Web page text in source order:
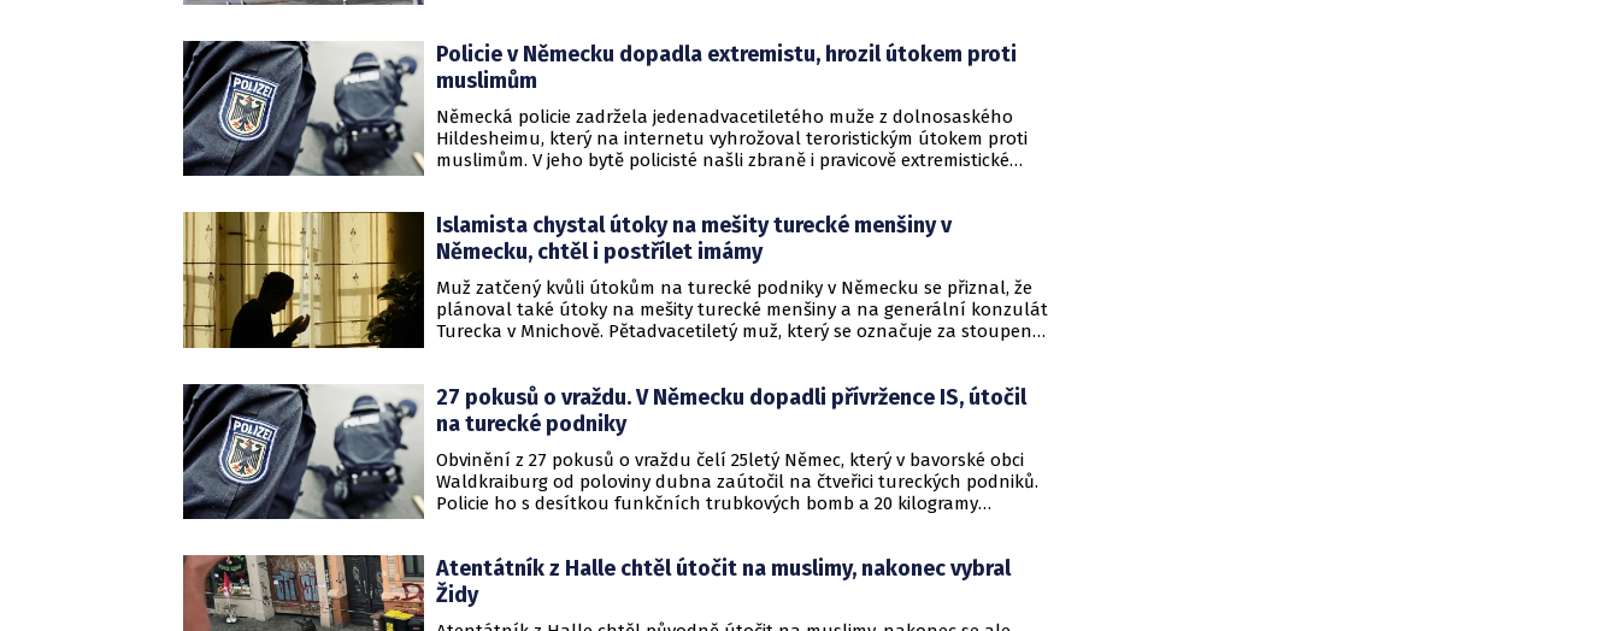
incidentu utrpělo šest lidí, tři z nich jsou ve vážném stavu.
Policie v Německu dopadla extremistu, hrozil útokem proti
muslimům
Německá policie zadržela jedenadvacetiletého muže z dolnosaského
Hildesheimu, který na internetu vyhrožoval teroristickým útokem proti
muslimům. V jeho bytě policisté našli zbraně i pravicově extremistické
Islamista chystal útoky na mešity turecké menšiny v
Německu, chtěl i postřílet imámy
Muž zatčený kvůli útokům na turecké podniky v Německu se přiznal, že
plánoval také útoky na mešity turecké menšiny a na generální konzulát
Turecka v Mnichově. Pětadvacetiletý muž, který se označuje za stoupence
27 pokusů o vraždu. V Německu dopadli přívržence IS, útočil
na turecké podniky
Obvinění z 27 pokusů o vraždu čelí 25letý Němec, který v bavorské obci
Waldkraiburg od poloviny dubna zaútočil na čtveřici tureckých podniků.
Policie ho s desítkou funkčních trubkových bomb a 20 kilogramy
Atentátník z Halle chtěl útočit na muslimy, nakonec vybral
Židy